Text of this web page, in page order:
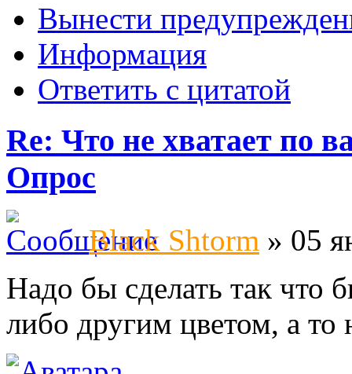
Вынести
Информация
Ответить с цитатой
Re: Что не хватает по
Опрос
Black Shtorm » 05
Надо бы сделать так что
либо другим цветом, а то